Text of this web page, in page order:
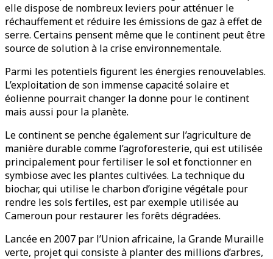
elle dispose de nombreux leviers pour atténuer le
réchauffement et réduire les émissions de gaz à effet de
serre. Certains pensent même que le continent peut être
source de solution à la crise environnementale.
Parmi les potentiels figurent les énergies renouvelables.
L’exploitation de son immense capacité solaire et
éolienne pourrait changer la donne pour le continent
mais aussi pour la planète.
Le continent se penche également sur l’agriculture de
manière durable comme l’agroforesterie, qui est utilisée
principalement pour fertiliser le sol et fonctionner en
symbiose avec les plantes cultivées. La technique du
biochar, qui utilise le charbon d’origine végétale pour
rendre les sols fertiles, est par exemple utilisée au
Cameroun pour restaurer les forêts dégradées.
Lancée en 2007 par l’Union africaine, la Grande Muraille
verte, projet qui consiste à planter des millions d’arbres,